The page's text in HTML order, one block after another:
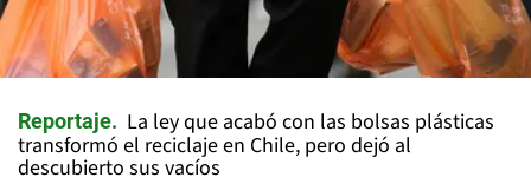
Reportaje
La ley que acabó con las bolsas plásticas
transformó el reciclaje en Chile, pero dejó al
descubierto sus vacíos